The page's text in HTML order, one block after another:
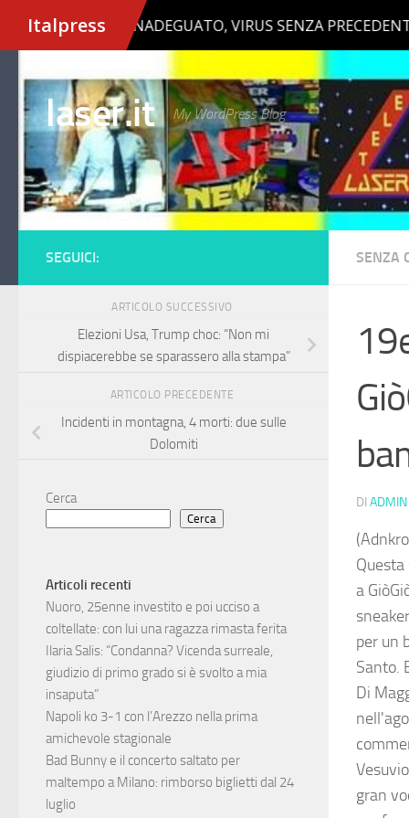
Salta al contenuto
laser.it My WordPress Blog
SENZA
DI ADMIN
a
per un
Santo.
Di
gran
SEGUICI:
ARTICOLO SUCCESSIVO
Elezioni Usa, Trump choc: “Non mi
dispiacerebbe se sparassero alla stampa”
ARTICOLO PRECEDENTE
Incidenti in montagna, 4 morti: due sulle
Dolomiti
Cerca
Cerca
Articoli recenti
Nuoro, 25enne investito e poi ucciso a
coltellate: con lui una ragazza rimasta ferita
Ilaria Salis: “Condanna? Vicenda surreale,
giudizio di primo grado si è svolto a mia
insaputa”
Napoli ko 3-1 con l’Arezzo nella prima
amichevole stagionale
Bad Bunny e il concerto saltato per
maltempo a Milano: rimborso biglietti dal 24
luglio